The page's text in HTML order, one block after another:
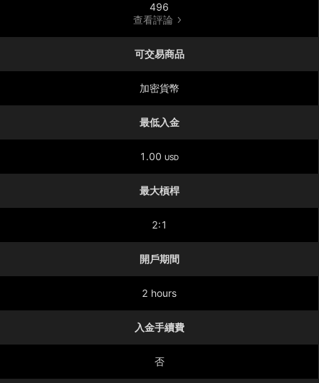
496
查看評論
可交易商品
加密貨幣
最低入金
1.00 USD
最大槓桿
2:1
開戶期間
2 hours
入金手續費
否